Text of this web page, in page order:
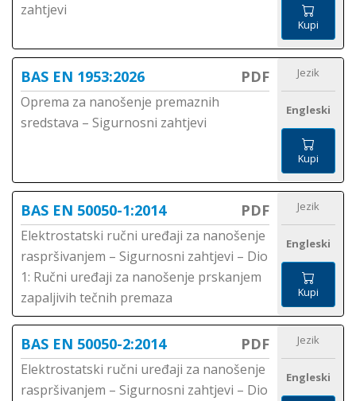
zahtjevi
Kupi
BAS EN 1953:2026 PDF
Oprema za nanošenje premaznih
sredstava – Sigurnosni zahtjevi
Jezik
Engleski
Kupi
BAS EN 50050-1:2014 PDF
Elektrostatski ručni uređaji za nanošenje
raspršivanjem – Sigurnosni zahtjevi – Dio
1: Ručni uređaji za nanošenje prskanjem
zapaljivih tečnih premaza
Jezik
Engleski
Kupi
BAS EN 50050-2:2014 PDF
Elektrostatski ručni uređaji za nanošenje
raspršivanjem – Sigurnosni zahtjevi – Dio
Jezik
Engleski